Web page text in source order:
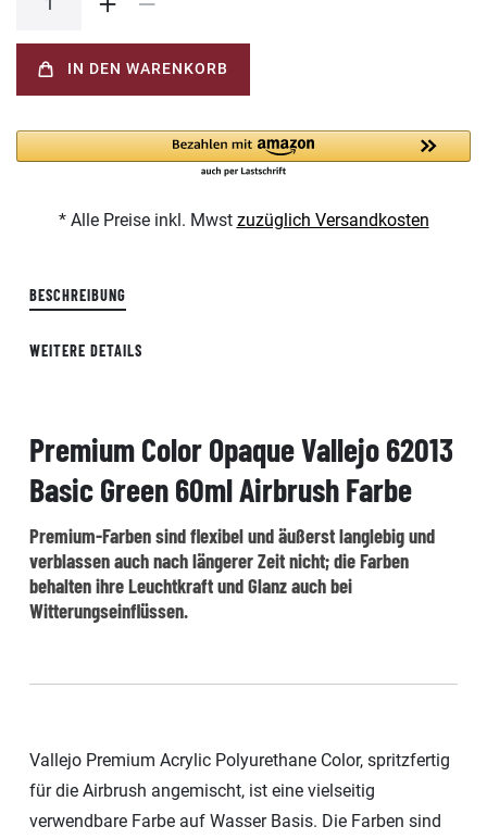
IN DEN WARENKORB
* Alle Preise inkl. Mwst zuzüglich Versandkosten
BESCHREIBUNG
WEITERE DETAILS
Premium Color Opaque Vallejo 62013
Basic Green 60ml Airbrush Farbe
Premium-Farben sind flexibel und äußerst langlebig und
verblassen auch nach längerer Zeit nicht; die Farben
behalten ihre Leuchtkraft und Glanz auch bei
Witterungseinflüssen.
Vallejo Premium Acrylic Polyurethane Color, spritzfertig
für die Airbrush angemischt, ist eine vielseitig
verwendbare Farbe auf Wasser Basis. Die Farben sind